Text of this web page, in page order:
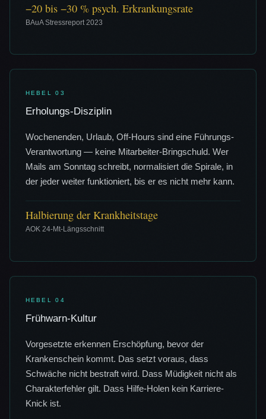
−20 bis −30 % psych. Erkrankungsrate
BAuA Stressreport 2023
HEBEL03
Erholungs-Disziplin
Wochenenden, Urlaub, Off-Hours sind eine Führungs-
Verantwortung — keine Mitarbeiter-Bringschuld. Wer
Mails am Sonntag schreibt, normalisiert die Spirale, in
der jeder weiter funktioniert, bis er es nicht mehr kann.
Halbierung der Krankheitstage
AOK 24-Mt-Längsschnitt
HEBEL04
Frühwarn-Kultur
Vorgesetzte erkennen Erschöpfung, bevor der
Krankenschein kommt. Das setzt voraus, dass
Schwäche nicht bestraft wird. Dass Müdigkeit nicht als
Charakterfehler gilt. Dass Hilfe-Holen kein Karriere-
Knick ist.